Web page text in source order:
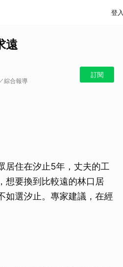
登入
遠
綜合報導
訂閱
居住在汐止5年，丈夫的工
想要換到比較遠的林口居
如選汐止。專家建議，在經